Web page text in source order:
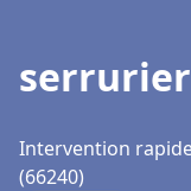
Intervention
(66240)